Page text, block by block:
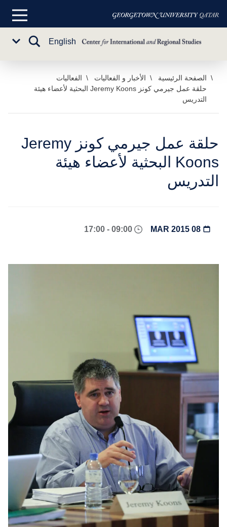
تخطي
المحتوى
الرئيسي
القائمة
English
تبديل
الصفحة الرئيسية الأخبار و الفعاليات
الفعاليات
حلقة عمل جيرمي كونز Jeremy Koons البحثية لأعضاء هيئة
التدريس
حلقة عمل جيرمي كونز Jeremy
Koons البحثية لأعضاء هيئة
التدريس